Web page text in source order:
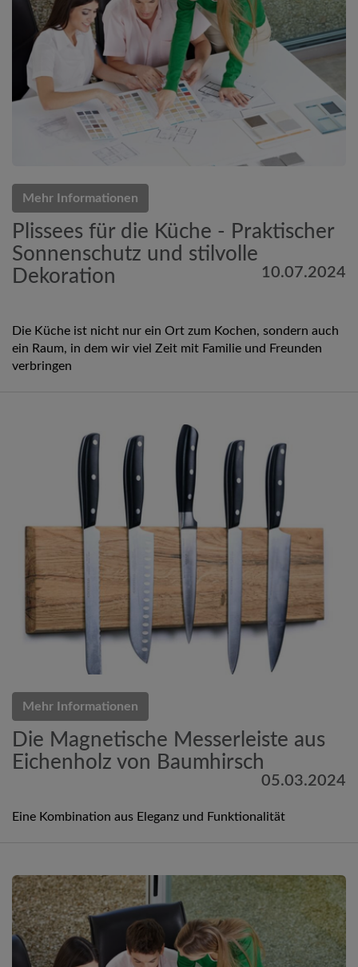
Mehr Informationen
Plissees für die Küche - Praktischer
Sonnenschutz und stilvolle
Dekoration
10.07.2024
Die Küche ist nicht nur ein Ort zum Kochen, sondern auch
ein Raum, in dem wir viel Zeit mit Familie und Freunden
verbringen
Mehr Informationen
Die Magnetische Messerleiste aus
Eichenholz von Baumhirsch
05.03.2024
Eine Kombination aus Eleganz und Funktionalität